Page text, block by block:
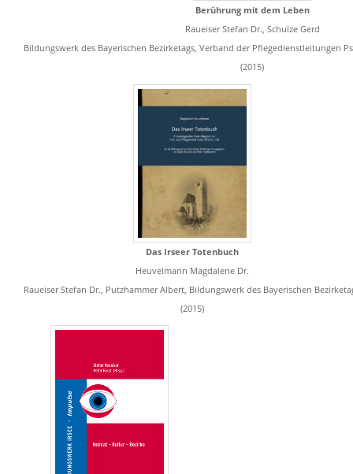
Berührung mit dem Leben
Raueiser Stefan Dr., Schulze Gerd
Bildungswerk des Bayerischen Bezirketags, Verband der Pflegedienstleitungen
(2015)
Das Irseer Totenbuch
Heuvelmann Magdalene Dr.
Raueiser Stefan Dr., Putzhammer Albert, Bildungswerk des Bayerischen
(2015)